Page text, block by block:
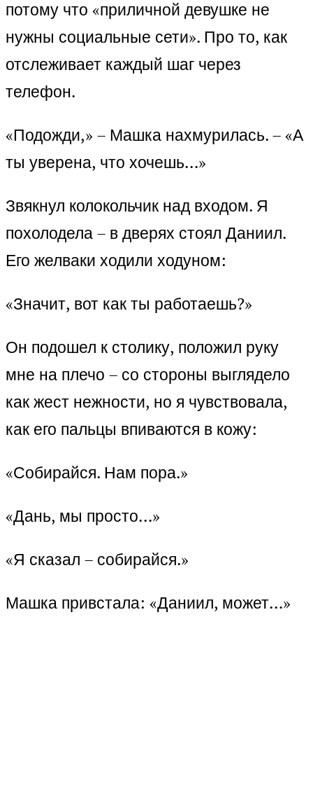
потому что «приличной девушке не
нужны социальные сети». Про то, как
отслеживает каждый шаг через
телефон.
«Подожди,» – Машка нахмурилась. – «А
ты уверена, что хочешь…»
Звякнул колокольчик над входом. Я
похолодела – в дверях стоял Даниил.
Его желваки ходили ходуном:
«Значит, вот как ты работаешь?»
Он подошел к столику, положил руку
мне на плечо – со стороны выглядело
как жест нежности, но я чувствовала,
как его пальцы впиваются в кожу:
«Собирайся. Нам пора.»
«Дань, мы просто…»
«Я сказал – собирайся.»
Машка привстала: «Даниил, может…»